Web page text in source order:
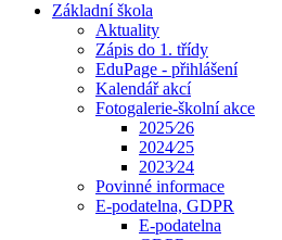
Základní škola
Aktuality
Zápis do 1. třídy
EduPage - přihlášení
Kalendář akcí
Fotogalerie-školní akce
2025⁄26
2024⁄25
2023⁄24
Povinné informace
E-podatelna, GDPR
E-podatelna